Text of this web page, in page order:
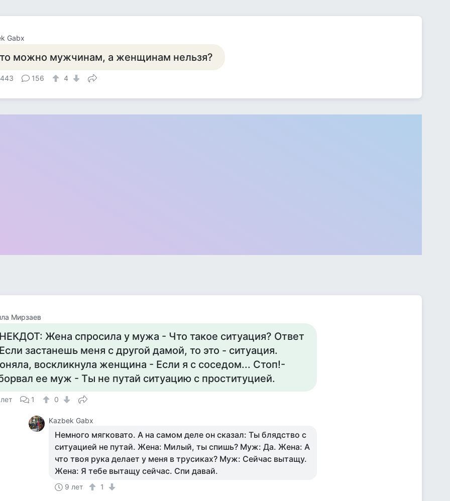
Gabx
можно мужчинам, а женщинам нельзя?
156 4
Мирзаев
Жена спросила у мужа - Что такое ситуация? Ответ
застанешь меня с другой дамой, то это - ситуация.
воскликнула женщина - Если я с соседом... Стоп!-
ее муж - Ты не путай ситуацию с проституцией.
1 0
Kazbek Gabx
Немного мягковато. А на самом деле он сказал: Ты блядство с
ситуацией не путай. Жена: Милый, ты спишь? Муж: Да. Жена: А
что твоя рука делает у меня в трусиках? Муж: Сейчас вытащу.
Жена: Я тебе вытащу сейчас. Спи давай.
9 лет 1